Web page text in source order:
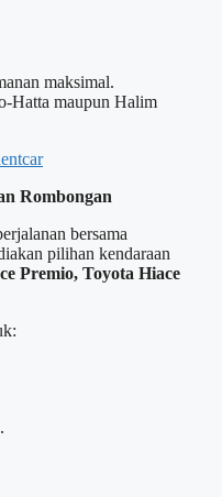
maksimal.
Hatta maupun Halim
Rombongan
bersama
pilihan kendaraan
Premio, Toyota Hiace
.